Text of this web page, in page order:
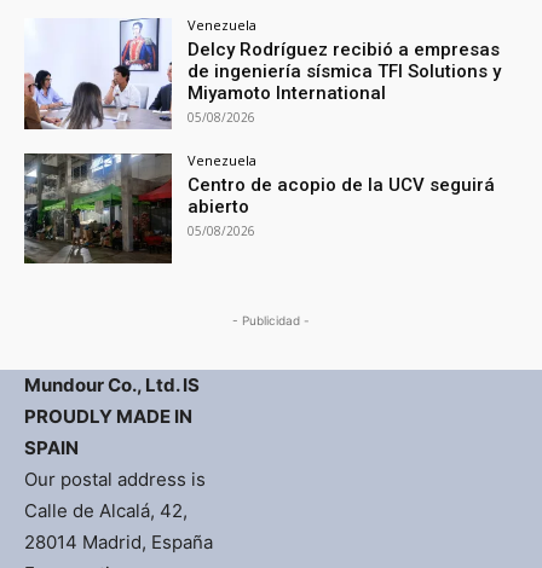
Venezuela
Delcy Rodríguez recibió a empresas
de ingeniería sísmica TFI Solutions y
Miyamoto International
05/08/2026
Venezuela
Centro de acopio de la UCV seguirá
abierto
05/08/2026
- Publicidad -
Mundour Co., Ltd. IS
PROUDLY MADE IN
SPAIN
Our postal address is
Calle de Alcalá, 42,
28014 Madrid, España